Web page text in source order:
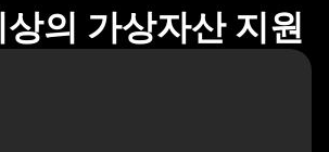
의 가상자산 지원